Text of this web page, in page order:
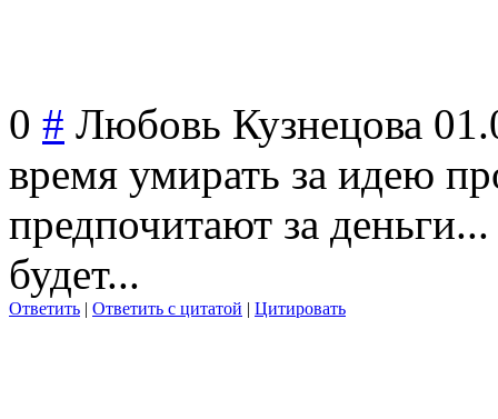
0 # Любовь Кузнецова
время умирать за идею
предпочитают за
будет...
Ответить | Ответить с цитатой | Цитировать